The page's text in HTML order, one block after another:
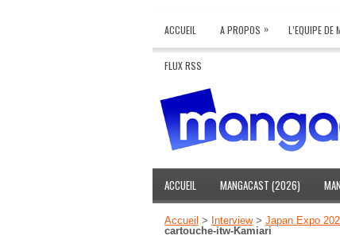
ACCUEIL A PROPOS » L’EQUIPE DE
FLUX RSS
ACCUEIL MANGACAST (2026)
Accueil > Interview> Japan Expo
cartouche-itw-Kamiari